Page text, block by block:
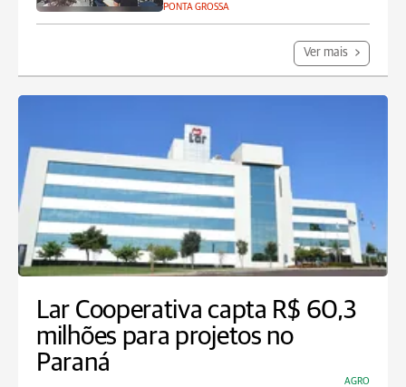
PONTA GROSSA
Ver mais
Lar Cooperativa capta R$ 60,3
milhões para projetos no
Paraná
AGRO